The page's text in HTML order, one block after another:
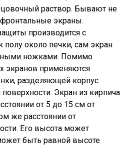
раствор. Бывают не
экраны.
производится с
около печки, сам экран
ножками. Помимо
экранов применяются
разделяющей корпус
Экран из кирпича
от 5 до 15 см от
же расстоянии от
Его высота может
быть равной высоте